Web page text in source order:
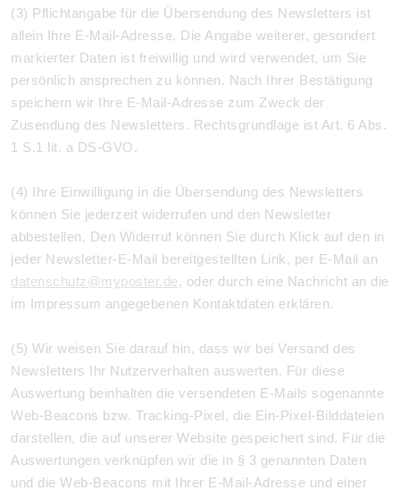
(3) Pflichtangabe für die Übersendung des Newsletters ist
allein Ihre E-Mail-Adresse. Die Angabe weiterer, gesondert
markierter Daten ist freiwillig und wird verwendet, um Sie
persönlich ansprechen zu können. Nach Ihrer Bestätigung
speichern wir Ihre E-Mail-Adresse zum Zweck der
Zusendung des Newsletters. Rechtsgrundlage ist Art. 6 Abs.
1 S.1 lit. a DS-GVO.
(4) Ihre Einwilligung in die Übersendung des Newsletters
können Sie jederzeit widerrufen und den Newsletter
abbestellen. Den Widerruf können Sie durch Klick auf den in
jeder Newsletter-E-Mail bereitgestellten Link, per E-Mail an
datenschutz@myposter.de, oder durch eine Nachricht an die
im Impressum angegebenen Kontaktdaten erklären.
(5) Wir weisen Sie darauf hin, dass wir bei Versand des
Newsletters Ihr Nutzerverhalten auswerten. Für diese
Auswertung beinhalten die versendeten E-Mails sogenannte
Web-Beacons bzw. Tracking-Pixel, die Ein-Pixel-Bilddateien
darstellen, die auf unserer Website gespeichert sind. Für die
Auswertungen verknüpfen wir die in § 3 genannten Daten
und die Web-Beacons mit Ihrer E-Mail-Adresse und einer